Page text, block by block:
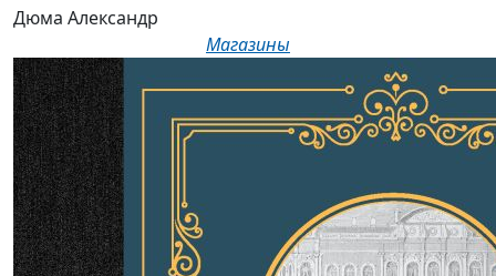
Дюма Александр
Магазины